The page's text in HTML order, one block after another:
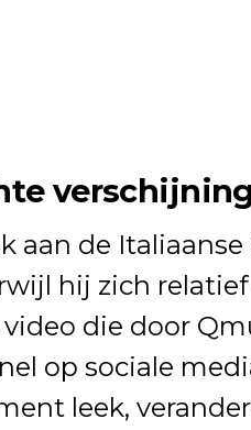
aan de
hij zich
die door
op sociale
leek,